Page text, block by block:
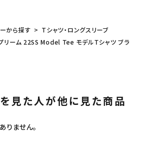
から探す
Tシャツ・ロングスリーブ
リーム 22SS Model Tee モデルTシャツ ブラ
見た人が他に見た商品
ません。